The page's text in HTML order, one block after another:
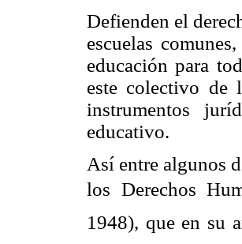
Defienden el
escuelas
educación para
este colectivo de
instrumentos
educativo.
Así entre algunos
los Derechos
1948), que en su